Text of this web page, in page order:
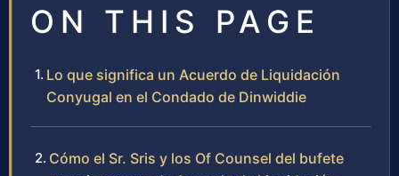
ON THIS PAGE
Lo que significa un Acuerdo de Liquidación
Conyugal en el Condado de Dinwiddie
Cómo el Sr. Sris y los Of Counsel del bufete